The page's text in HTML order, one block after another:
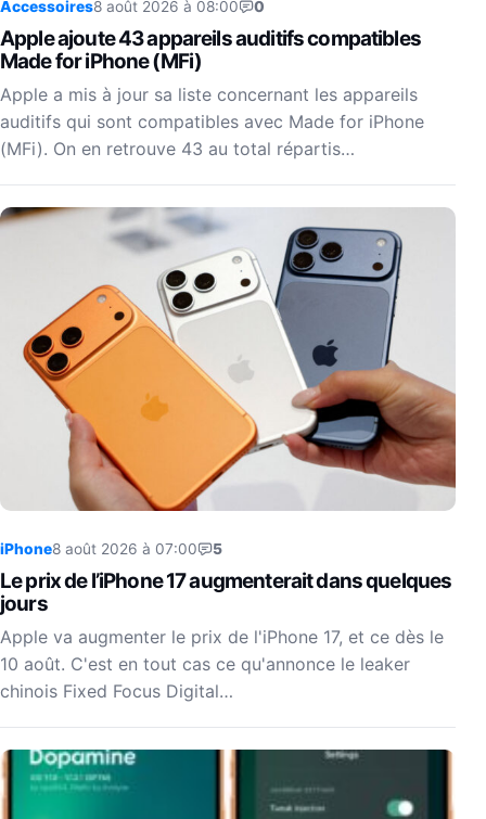
Accessoires8 août 2026 à 08:00 0
Apple ajoute 43 appareils auditifs compatibles
Made for iPhone (MFi)
Apple a mis à jour sa liste concernant les appareils
auditifs qui sont compatibles avec Made for iPhone
(MFi). On en retrouve 43 au total répartis…
iPhone8 août 2026 à 07:00 5
Le prix de l’iPhone 17 augmenterait dans quelques
jours
Apple va augmenter le prix de l'iPhone 17, et ce dès le
10 août. C'est en tout cas ce qu'annonce le leaker
chinois Fixed Focus Digital…